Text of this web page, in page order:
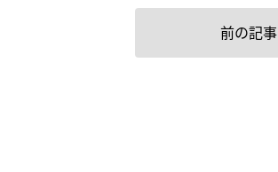
前の記事